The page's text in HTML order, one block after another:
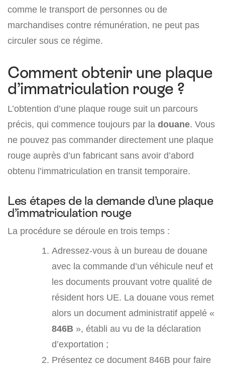
comme le transport de personnes ou de
marchandises contre rémunération, ne peut pas
circuler sous ce régime.
Comment obtenir une plaque
d’immatriculation rouge ?
L’obtention d’une plaque rouge suit un parcours
précis, qui commence toujours par la douane. Vous
ne pouvez pas commander directement une plaque
rouge auprès d’un fabricant sans avoir d’abord
obtenu l’immatriculation en transit temporaire.
Les étapes de la demande d’une plaque
d’immatriculation rouge
La procédure se déroule en trois temps :
Adressez-vous à un bureau de douane
avec la commande d’un véhicule neuf et
les documents prouvant votre qualité de
résident hors UE. La douane vous remet
alors un document administratif appelé «
846B », établi au vu de la déclaration
d’exportation ;
Présentez ce document 846B pour faire